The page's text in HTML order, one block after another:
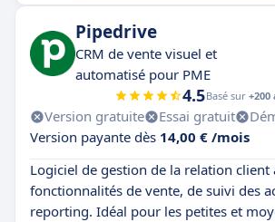
Pipedrive
CRM de vente visuel et
automatisé pour PME
4.5Basé sur +200
Version gratuite Essai gratuit
Version payante dès 14,00 € /mois
Logiciel de gestion de la relation client
fonctionnalités de vente, de suivi des
reporting. Idéal pour les petites et